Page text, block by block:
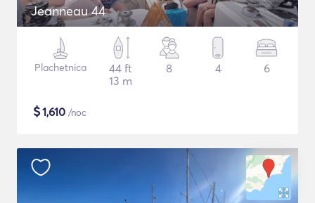
Jeanneau 44
Plachetnica
44 ft
13 m
8 4 6
$1,610 /noc